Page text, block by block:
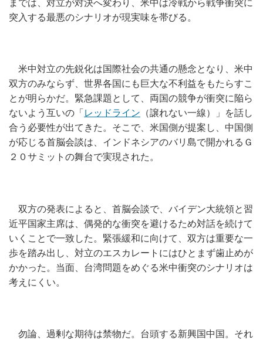
までは、対立が対決へ変わり、米中は冷戦から戦争衝突に
突入する最悪のシナリオが現実味を帯びる。
米中対立の先鋭化は国際社会の共通の懸念となり、米中
双方のみならず、世界各国にも巨大な不利益をもたらすこ
とが明らかだ。緊急課題として、両国の競争が衝突に陥ら
ないよう互いの「 レッドライン （譲れない一線）」を話し
合う必要性が出てきた。そこで、米国側が提案し、中国側
が応じる首脳会談は、インドネシアのバリ島で開かれるＧ
２０サミットの舞台で実現された。
双方の発表によると、首脳会談で、バイデン大統領と習
近平国家主席は、偶発的な衝突を避けるため対話を続けて
いくことで一致した。緊張緩和に向けて、双方は重要な一
歩を踏み出し、対立のエスカレートにはひとまず歯止めが
かかった。当面、台湾問題をめぐる米中衝突のシナリオは
考えにくい。
勿論、過剰な期待は禁物だ。台頭する新興国中国。それ